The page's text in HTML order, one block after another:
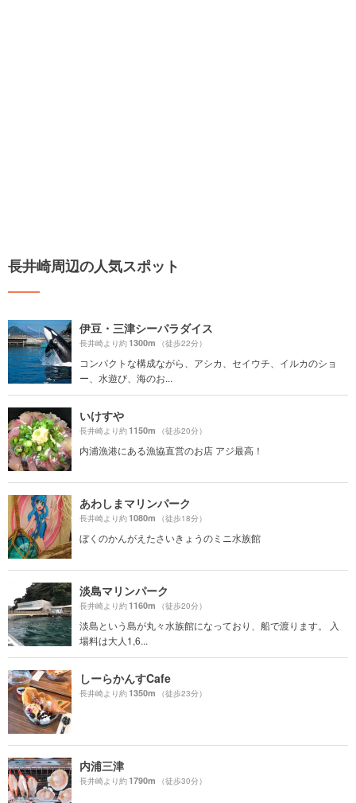
長井崎周辺の人気スポット
伊豆・三津シーパラダイス
長井崎より約1300m （徒歩22分）
コンパクトな構成ながら、アシカ、セイウチ、イルカのショ
ー、水遊び、海のお...
いけすや
長井崎より約1150m （徒歩20分）
内浦漁港にある漁協直営のお店 アジ最高！
あわしまマリンパーク
長井崎より約1080m （徒歩18分）
ぼくのかんがえたさいきょうのミニ水族館
淡島マリンパーク
長井崎より約1160m （徒歩20分）
淡島という島が丸々水族館になっており、船で渡ります。 入
場料は大人1,6...
しーらかんすCafe
長井崎より約1350m （徒歩23分）
内浦三津
長井崎より約1790m （徒歩30分）